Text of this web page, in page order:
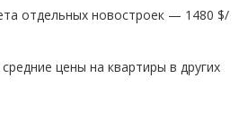
отдельных новостроек — 1480 $/
цены на квартиры в других